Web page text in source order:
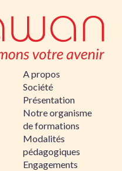
A propos
Société
Présentation
Notre organisme
de formations
Modalités
pédagogiques
Engagements